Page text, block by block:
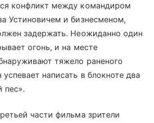
конфликт между командиром
Устиновичем и бизнесменом,
задержать. Неожиданно один
огонь, и на месте
тяжело раненого
написать в блокноте два
пес».
части фильма зрители